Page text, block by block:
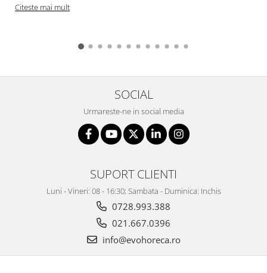
Citeste mai mult
SOCIAL
Urmareste-ne in social media
SUPORT CLIENTI
Luni - Vineri: 08 - 16:30; Sambata - Duminica: Inchis
0728.993.388
021.667.0396
info@evohoreca.ro